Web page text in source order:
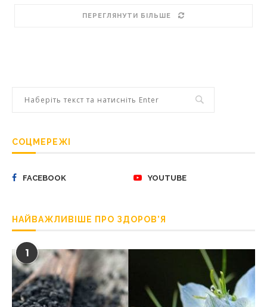
ПЕРЕГЛЯНУТИ БІЛЬШЕ
СОЦМЕРЕЖІ
FACEBOOK YOUTUBE
НАЙВАЖЛИВІШЕ ПРО ЗДОРОВ’Я
1